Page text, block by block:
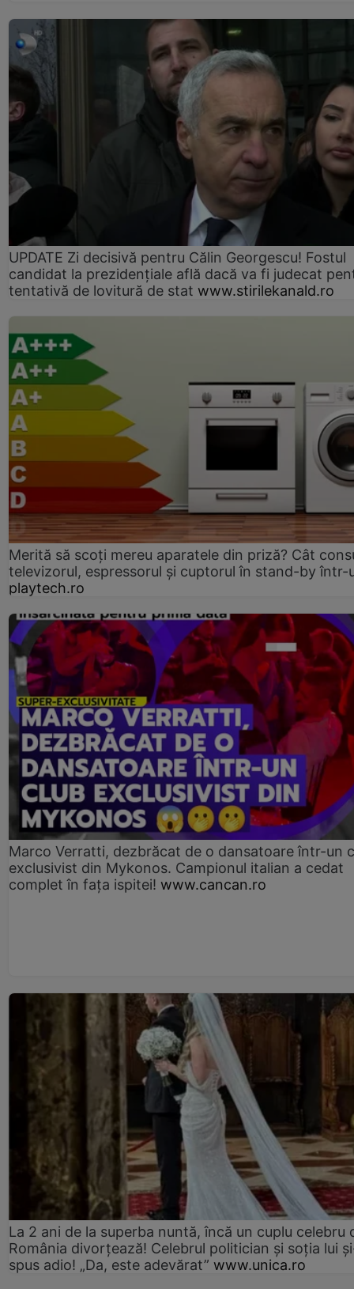
UPDATE Zi decisivă pentru Călin Georgescu! Fostul
candidat la prezidențiale află dacă va fi judecat
tentativă de lovitură de stat www.stirilekanald.ro
Merită să scoți mereu aparatele din priză? Cât
televizorul, espressorul și cuptorul în stand-by într-
playtech.ro
Marco Verratti, dezbrăcat de o dansatoare într-un
exclusivist din Mykonos. Campionul italian a cedat
complet în fața ispitei! www.cancan.ro
La 2 ani de la superba nuntă, încă un cuplu celebru
România divorțează! Celebrul politician și soția lui
spus adio! „Da, este adevărat” www.unica.ro